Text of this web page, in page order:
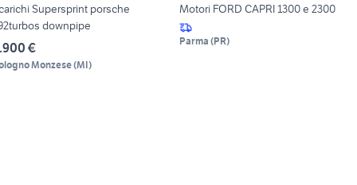
Supersprint porsche
downpipe
€
Monzese(MI)
Motori FORD CAPRI 1300 e 2300
Parma (PR)